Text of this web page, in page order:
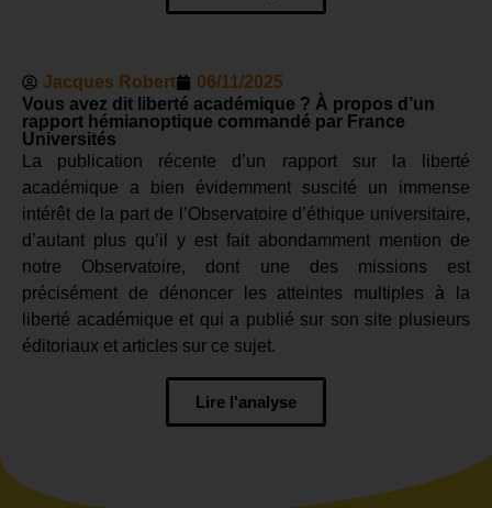
Jacques Robert
06/11/2025
Vous avez dit liberté académique ? À propos d’un
rapport hémianoptique commandé par France
Universités
La publication récente d’un rapport sur la liberté
académique a bien évidemment suscité un immense
intérêt de la part de l’Observatoire d’éthique universitaire,
d’autant plus qu’il y est fait abondamment mention de
notre Observatoire, dont une des missions est
précisément de dénoncer les atteintes multiples à la
liberté académique et qui a publié sur son site plusieurs
éditoriaux et articles sur ce sujet.
Lire l'analyse